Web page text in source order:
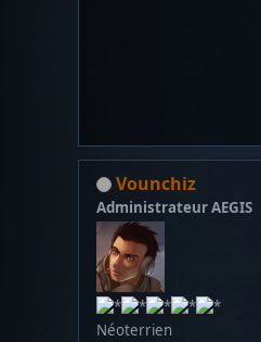
Vounchiz
Administrateur AEGIS
Néoterrien